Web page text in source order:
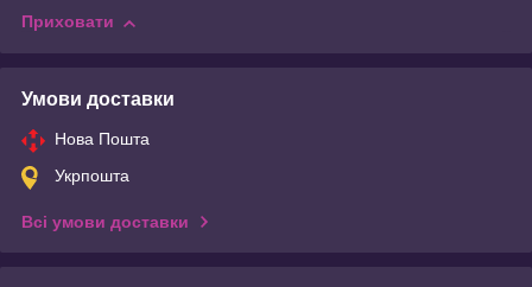
Приховати
Умови доставки
Нова Пошта
Укрпошта
Всі умови доставки